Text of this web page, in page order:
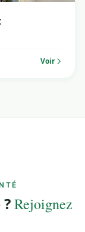
Voir
Rejoignez